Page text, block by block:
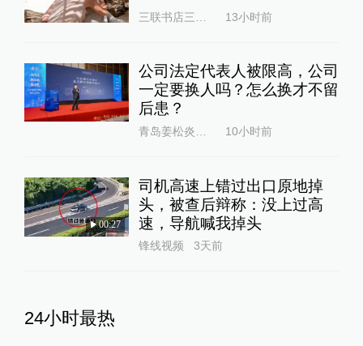
13小时前
公司法定代表人被限高，公司
一定要换人吗？怎么换才不留
后患？
10小时前
00:27
司机高速上错过出口原地掉
头，被查后辩称：没上过高
速，导航喊我掉头
锋线视频 3天前
24小时最热